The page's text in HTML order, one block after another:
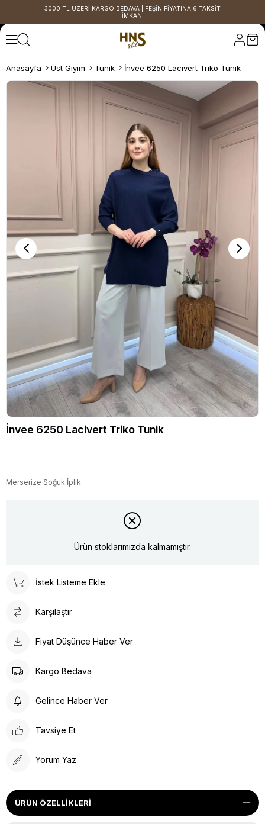
3000 TL ÜZERİ KARGO BEDAVA | PEŞİN FİYATINA 6 TAKSİT
İMKANI
Anasayfa Üst Giyim Tunik İnvee 6250 Lacivert Triko Tunik
İnvee 6250 Lacivert Triko Tunik
Merserize Soğuk İplik
Ürün stoklarımızda kalmamıştır.
İstek Listeme Ekle
Karşılaştır
Fiyat Düşünce Haber Ver
Kargo Bedava
Gelince Haber Ver
Tavsiye Et
Yorum Yaz
ÜRÜN ÖZELLIKLERI